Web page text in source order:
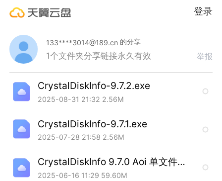
登录
133****3014@189.cn 的分享
1个文件夹分享链接永久有效 举报
CrystalDiskInfo-9.7.2.exe
2025-08-31 21:32 2.56M
CrystalDiskInfo-9.7.1.exe
2025-07-28 21:58 2.56M
CrystalDiskInfo 9.7.0 Aoi 单文件版.exe
2025-06-16 11:29 59.60M